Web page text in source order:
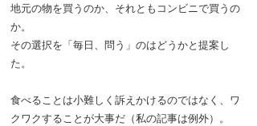
地元の物を買うのか、それともコンビニで買うの
か。
その選択を「毎日、問う」のはどうかと提案し
た。
食べることは小難しく訴えかけるのではなく、ワ
クワクすることが大事だ（私の記事は例外）。